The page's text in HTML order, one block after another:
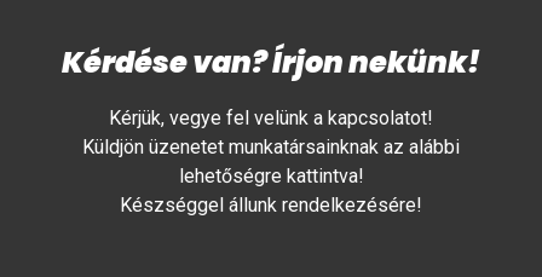
Kérdése van? Írjon nekünk!
Kérjük, vegye fel velünk a kapcsolatot!
Küldjön üzenetet munkatársainknak az alábbi
lehetőségre kattintva!
Készséggel állunk rendelkezésére!